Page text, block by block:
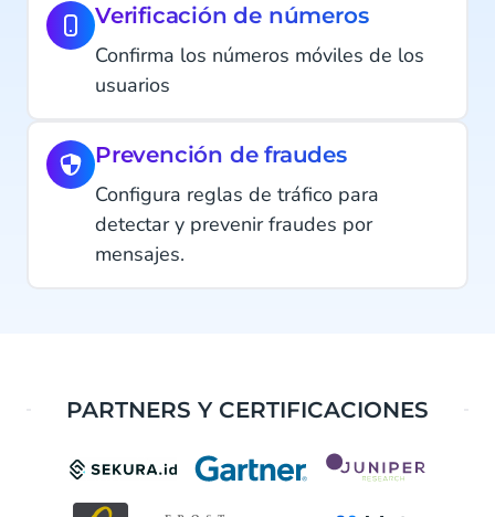
Verificación de números
Confirma los números móviles de los
usuarios
Prevención de fraudes
Configura reglas de tráfico para
detectar y prevenir fraudes por
mensajes.
PARTNERS Y CERTIFICACIONES